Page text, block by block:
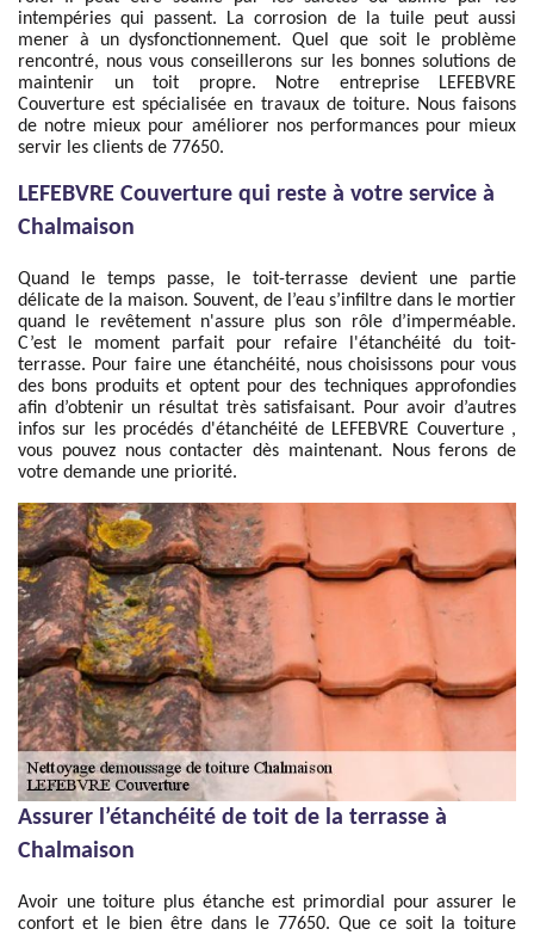
intempéries qui passent. La corrosion de la tuile peut aussi
mener à un dysfonctionnement. Quel que soit le problème
rencontré, nous vous conseillerons sur les bonnes solutions de
maintenir un toit propre. Notre entreprise LEFEBVRE
Couverture est spécialisée en travaux de toiture. Nous faisons
de notre mieux pour améliorer nos performances pour mieux
servir les clients de 77650.
LEFEBVRE Couverture qui reste à votre service à
Chalmaison
Quand le temps passe, le toit-terrasse devient une partie
délicate de la maison. Souvent, de l’eau s’infiltre dans le mortier
quand le revêtement n'assure plus son rôle d’imperméable.
C’est le moment parfait pour refaire l'étanchéité du toit-
terrasse. Pour faire une étanchéité, nous choisissons pour vous
des bons produits et optent pour des techniques approfondies
afin d’obtenir un résultat très satisfaisant. Pour avoir d’autres
infos sur les procédés d'étanchéité de LEFEBVRE Couverture ,
vous pouvez nous contacter dès maintenant. Nous ferons de
votre demande une priorité.
Assurer l’étanchéité de toit de la terrasse à
Chalmaison
Avoir une toiture plus étanche est primordial pour assurer le
confort et le bien être dans le 77650. Que ce soit la toiture